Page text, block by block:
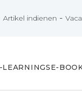
Artikel indienen -
LEARNINGSE-